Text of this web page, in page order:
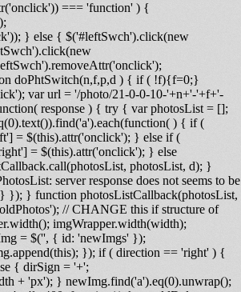
=== 'function' ) {
} else { $('#leftSwch').click(new
doPhtSwitch(n,f,p,d ) { if ( !f){f=0;}
var url = '/photo/21-0-0-10-'+n+'-'+f+'-
response ) { try { var photosList = [];
) { if (
= $(this).attr('onclick'); } else if (
= $(this).attr('onclick'); } else
photosList, d); }
server response does not seems to be
}); } function photosListCallback(photosList,
// CHANGE this if structure of
imgWrapper.width(width);
= $('', { id: 'newImgs' });
}); if ( direction == 'right' ) {
{ dirSign = '+';
+ 'px'); } newImg.find('a').eq(0).unwrap();